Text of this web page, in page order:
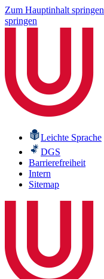
Zum Hauptinhalt springen
springen
Leichte Sprache
DGS
Barrierefreiheit
Intern
Sitemap